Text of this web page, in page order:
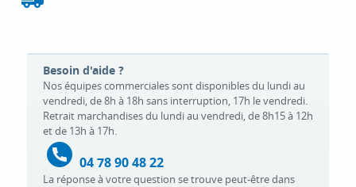
Besoin d'aide ?
Nos équipes commerciales sont disponibles du lundi au
vendredi, de 8h à 18h sans interruption, 17h le vendredi.
Retrait marchandises du lundi au vendredi, de 8h15 à 12h
et de 13h à 17h.
04 78 90 48 22
La réponse à votre question se trouve peut-être dans